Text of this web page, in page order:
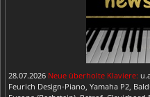
28.07.2026 Neue überholte Klaviere:
Feurich Design-Piano, Yamaha P2,